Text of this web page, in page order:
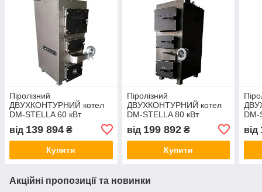
Піролізний
ДВУХКОНТУРНИЙ котел
DM-STELLA 60 кВт
від 139 894 ₴
Купити
Піролізний
ДВУХКОНТУРНИЙ котел
DM-STELLA 80 кВт
від 199 892₴
Купити
DM-
від
Акційні пропозиції та новинки